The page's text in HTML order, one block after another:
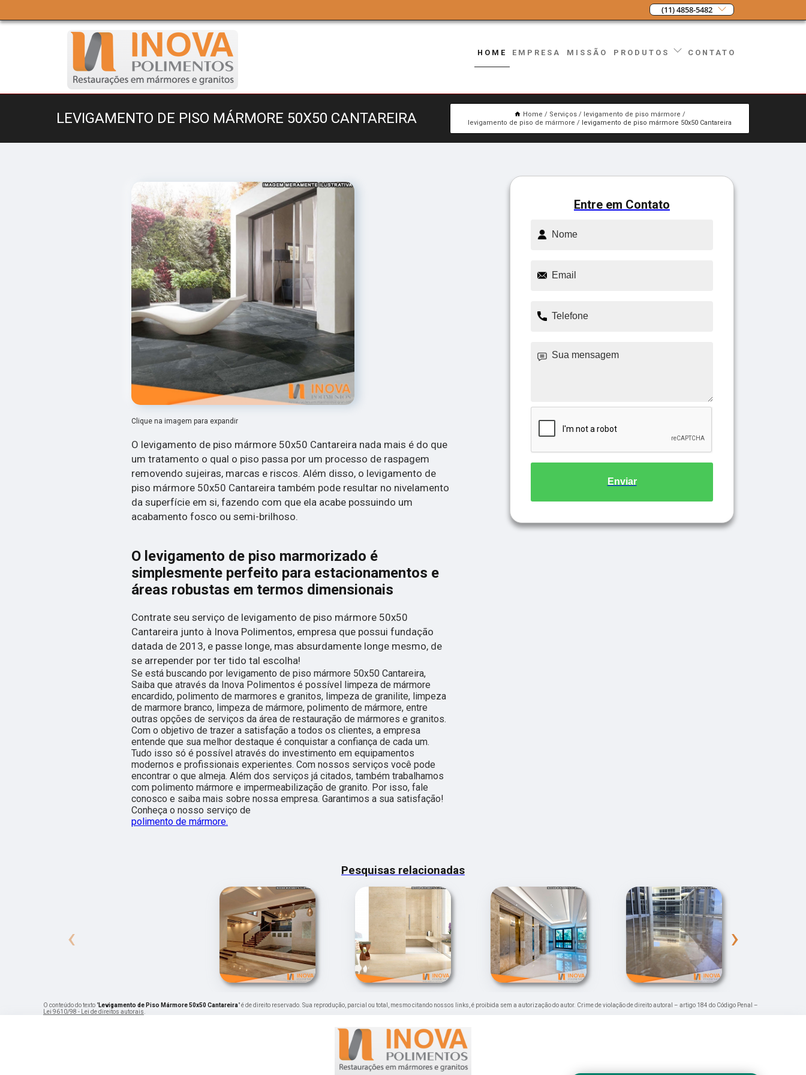
(11) 4858-5482
HOME EMPRESA MISSÃO PRODUTOS CONTATO
LEVIGAMENTO DE PISO MÁRMORE 50X50 CANTAREIRA Home Serviços
levigamento de piso mármore
levigamento de piso de mármore
levigamento de piso mármore 50x50 Cantareira
Clique na imagem para expandir
O levigamento de piso mármore 50x50 Cantareira nada mais é do que
um tratamento o qual o piso passa por um processo de raspagem
removendo sujeiras, marcas e riscos. Além disso, o levigamento de
piso mármore 50x50 Cantareira também pode resultar no nivelamento
da superfície em si, fazendo com que ela acabe possuindo um
acabamento fosco ou semi-brilhoso.
O levigamento de piso marmorizado é
simplesmente perfeito para estacionamentos e
áreas robustas em termos dimensionais
Contrate seu serviço de levigamento de piso mármore 50x50
Cantareira junto à Inova Polimentos, empresa que possui fundação
datada de 2013, e passe longe, mas absurdamente longe mesmo, de
se arrepender por ter tido tal escolha!
Se está buscando por levigamento de piso mármore 50x50 Cantareira,
Saiba que através da Inova Polimentos é possível limpeza de mármore
encardido, polimento de marmores e granitos, limpeza de granilite, limpeza
de marmore branco, limpeza de mármore, polimento de mármore, entre
outras opções de serviços da área de restauração de mármores e granitos.
Com o objetivo de trazer a satisfação a todos os clientes, a empresa
entende que sua melhor destaque é conquistar a confiança de cada um.
Tudo isso só é possível através do investimento em equipamentos
modernos e profissionais experientes. Com nossos serviços você pode
encontrar o que almeja. Além dos serviços já citados, também trabalhamos
com polimento mármore e impermeabilização de granito. Por isso, fale
conosco e saiba mais sobre nossa empresa. Garantimos a sua satisfação!
Conheça o nosso serviço de
polimento de mármore.
Entre em Contato
Enviar
Pesquisas relacionadas
‹ ›
O conteúdo do texto "Levigamento de Piso Mármore 50x50 Cantareira" é de direito reservado. Sua reprodução, parcial ou total, mesmo citando nossos links, é proibida sem a autorização do autor. Crime de violação de direito autoral – artigo 184 do Código Penal –
Lei 9610/98 - Lei de direitos autorais.